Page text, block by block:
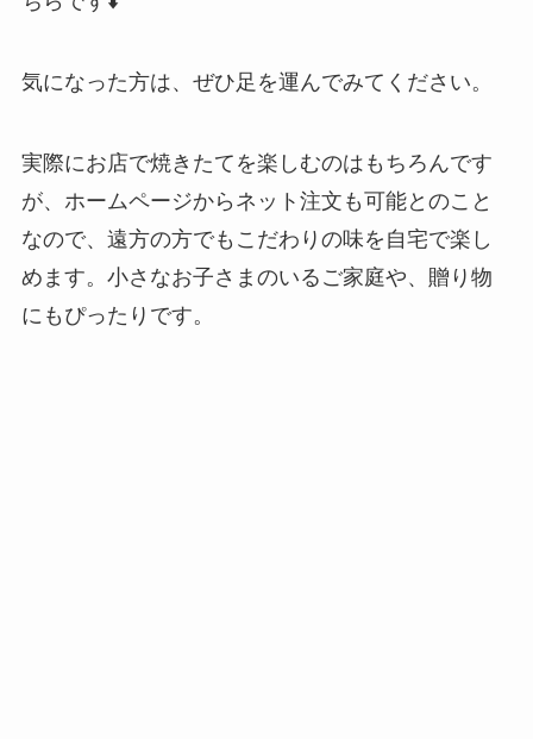
気になった方は、ぜひ足を運んでみてください。
実際にお店で焼きたてを楽しむのはもちろんです
が、ホームページからネット注文も可能とのこと
なので、遠方の方でもこだわりの味を自宅で楽し
めます。小さなお子さまのいるご家庭や、贈り物
にもぴったりです。